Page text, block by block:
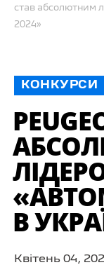
став абсолютним
2024»
КОНКУРСИ
В
Квітень 04,